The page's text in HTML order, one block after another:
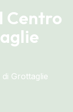
Centro
Grottaglie